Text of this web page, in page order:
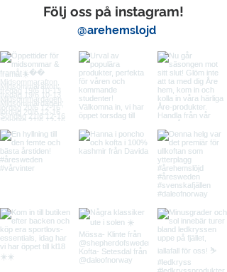
Följ oss på instagram!
@arehemslojd